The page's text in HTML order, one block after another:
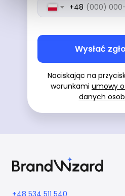
+48
Wysłać
Naciskając na
warunkami umowy
danych